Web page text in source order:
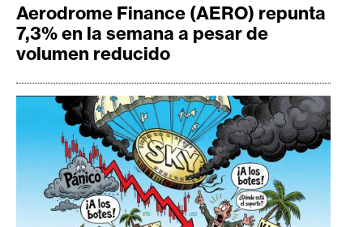
Aerodrome Finance (AERO) repunta
7,3% en la semana a pesar de
volumen reducido